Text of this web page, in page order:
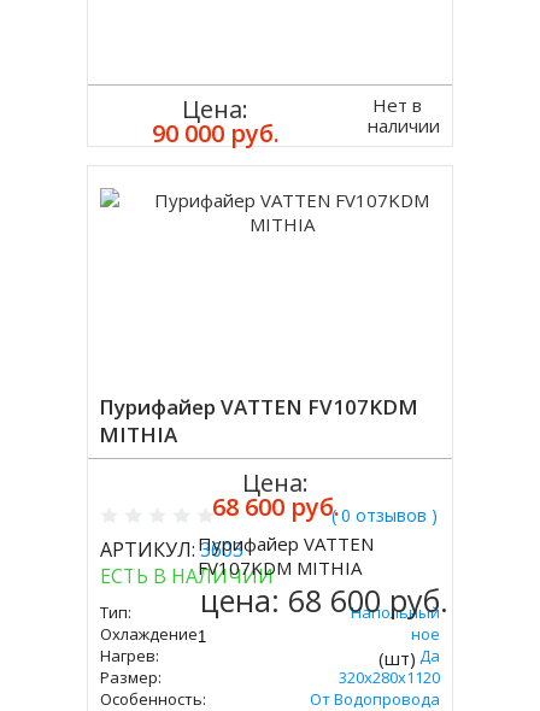
Цена:
90 000 руб.
Нет в
наличии
Пурифайер VATTEN FV107KDM
MITHIA
( 0 отзывов )
АРТИКУЛ:3603
ЕСТЬ В НАЛИЧИИ
Тип:
Напольный
Охлаждение:
Компрессорное
Нагрев:
Да
Размер:
320х280х1120
Особенность:
От Водопровода
Цена:
68 600 руб.
Купить
Пурифайер VATTEN
FV107KDM MITHIA
цена: 68 600 руб.
(шт)